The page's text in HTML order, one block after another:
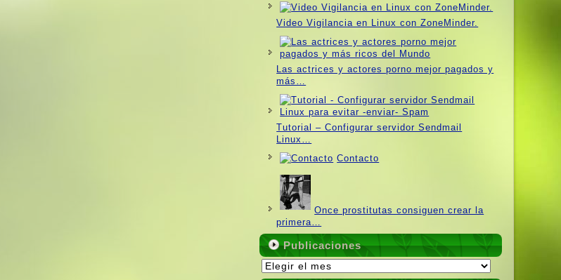
Video Vigilancia en Linux con ZoneMinder.
Las actrices y actores porno mejor pagados y
más…
Tutorial – Configurar servidor Sendmail
Linux…
Contacto
Once prostitutas consiguen crear la
primera…
Publicaciones
Publicaciones